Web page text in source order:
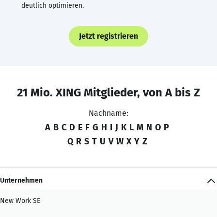
deutlich optimieren.
Jetzt registrieren
21 Mio. XING Mitglieder, von A bis Z
Nachname:
A B C D E F G H I J K L M N O P
Q R S T U V W X Y Z
Unternehmen
New Work SE